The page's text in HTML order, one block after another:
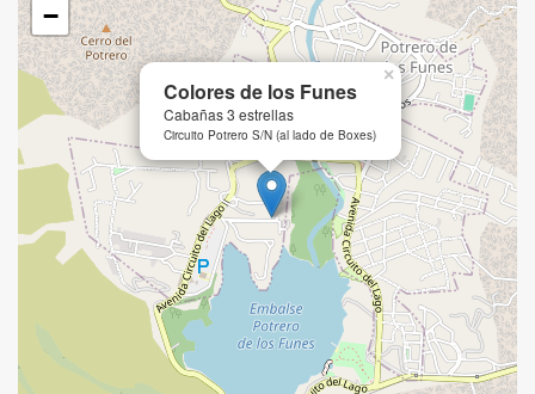
Colores de los Funes
Cabañas 3 estrellas
Circuito Potrero S/N (al lado de Boxes)
×
−